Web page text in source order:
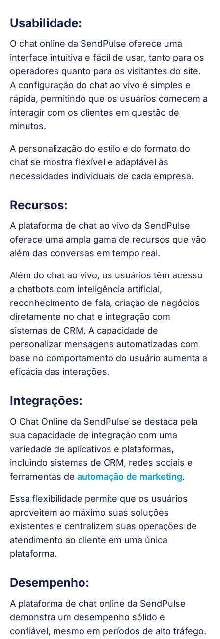
Usabilidade:
O chat online da SendPulse oferece uma
interface intuitiva e fácil de usar, tanto para os
operadores quanto para os visitantes do site.
A configuração do chat ao vivo é simples e
rápida, permitindo que os usuários comecem a
interagir com os clientes em questão de
minutos.
A personalização do estilo e do formato do
chat se mostra flexível e adaptável às
necessidades individuais de cada empresa.
Recursos:
A plataforma de chat ao vivo da SendPulse
oferece uma ampla gama de recursos que vão
além das conversas em tempo real.
Além do chat ao vivo, os usuários têm acesso
a chatbots com inteligência artificial,
reconhecimento de fala, criação de negócios
diretamente no chat e integração com
sistemas de CRM. A capacidade de
personalizar mensagens automatizadas com
base no comportamento do usuário aumenta a
eficácia das interações.
Integrações:
O Chat Online da SendPulse se destaca pela
sua capacidade de integração com uma
variedade de aplicativos e plataformas,
incluindo sistemas de CRM, redes sociais e
ferramentas de automação de marketing.
Essa flexibilidade permite que os usuários
aproveitem ao máximo suas soluções
existentes e centralizem suas operações de
atendimento ao cliente em uma única
plataforma.
Desempenho:
A plataforma de chat online da SendPulse
demonstra um desempenho sólido e
confiável, mesmo em períodos de alto tráfego.